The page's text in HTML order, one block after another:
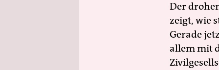
Der
zeigt, wie
Gerade
allem mit